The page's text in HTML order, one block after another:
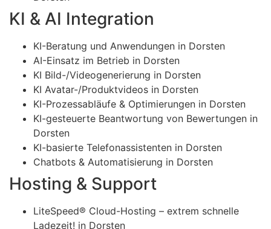
KI & AI Integration
KI-Beratung und Anwendungen in Dorsten
AI-Einsatz im Betrieb in Dorsten
KI Bild-/Videogenerierung in Dorsten
KI Avatar-/Produktvideos in Dorsten
KI-Prozessabläufe & Optimierungen in Dorsten
KI-gesteuerte Beantwortung von Bewertungen in
Dorsten
KI-basierte Telefonassistenten in Dorsten
Chatbots & Automatisierung in Dorsten
Hosting & Support
LiteSpeed® Cloud-Hosting – extrem schnelle
Ladezeit! in Dorsten